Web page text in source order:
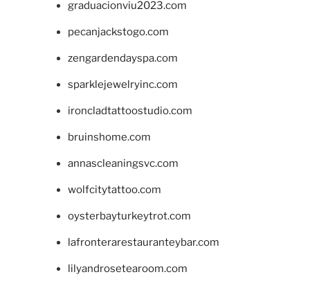
graduacionviu2023.com
pecanjackstogo.com
zengardendayspa.com
sparklejewelryinc.com
ironcladtattoostudio.com
bruinshome.com
annascleaningsvc.com
wolfcitytattoo.com
oysterbayturkeytrot.com
lafronterarestauranteybar.com
lilyandrosetearoom.com